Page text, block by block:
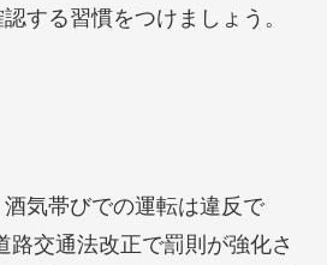
する習慣をつけましょう。
気帯びでの運転は違反で
路交通法改正で罰則が強化さ